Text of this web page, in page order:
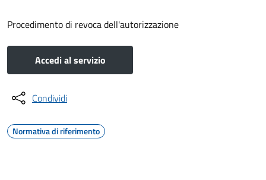
Procedimento di revoca dell'autorizzazione
Accedi al servizio
Condividi
Normativa di riferimento